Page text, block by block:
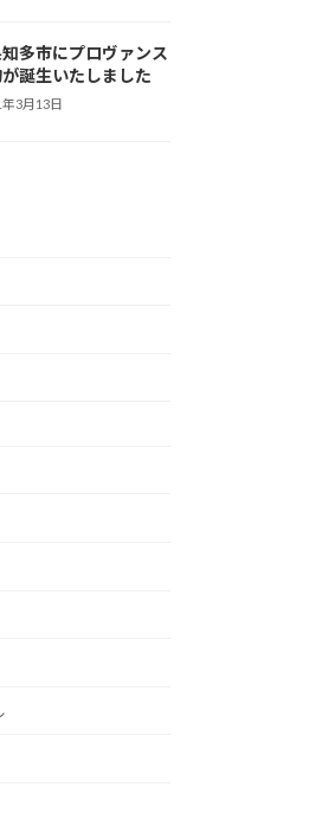
多市にプロヴァンス
誕生いたしました
年3月13日